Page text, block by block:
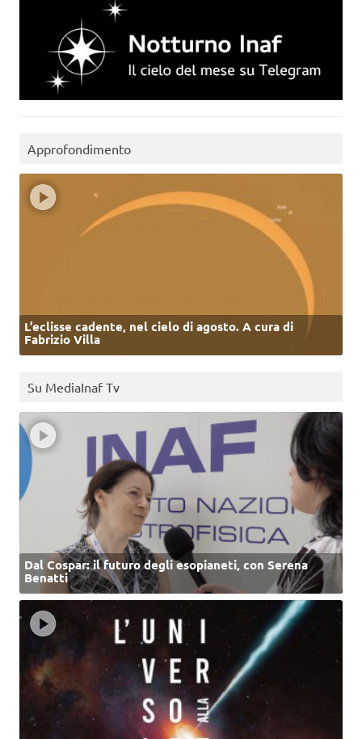
Approfondimento
L’eclisse cadente, nel cielo di agosto. A cura di
Fabrizio Villa
Su MediaInaf Tv
Dal Cospar: il futuro degli esopianeti, con Serena
Benatti